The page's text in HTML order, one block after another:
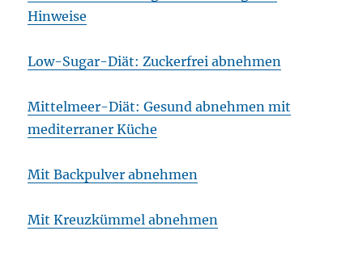
Hinweise
Low-Sugar-Diät: Zuckerfrei abnehmen
Mittelmeer-Diät: Gesund abnehmen mit
mediterraner Küche
Mit Backpulver abnehmen
Mit Kreuzkümmel abnehmen